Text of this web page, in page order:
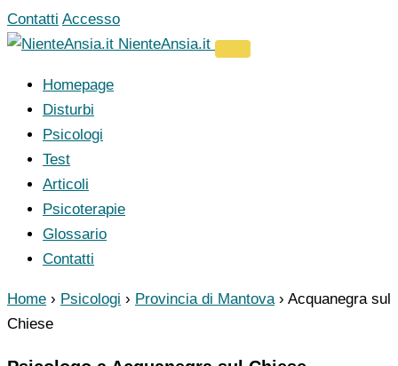
Vai
al
Contatti Accesso
NienteAnsia.it
Homepage
Disturbi
Psicologi
Test
Articoli
Psicoterapie
Glossario
Contatti
Home › Psicologi › Provincia di Mantova › Acquanegra sul
Chiese